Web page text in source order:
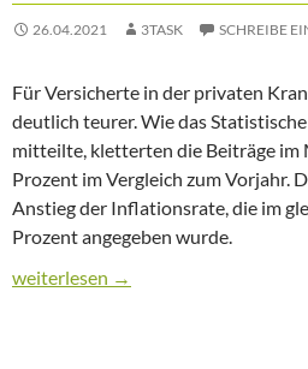
26.04.2021 3TASK SCHREIBE
Für Versicherte in der privaten
deutlich teurer. Wie das
mitteilte, kletterten die Beiträge im
Prozent im Vergleich zum Vorjahr.
Anstieg der Inflationsrate, die im
Prozent angegeben wurde.
Beiträge der PKV steigen stark
weiterlesen →